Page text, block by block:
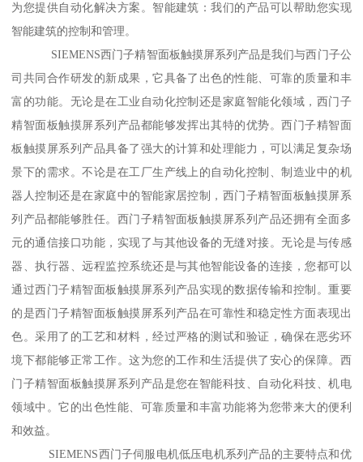
为您提供自动化解决方案。智能建筑：我们的产品可以帮助您实现
智能建筑的控制和管理。
SIEMENS西门子精智面板触摸屏系列产品是我们与西门子公
司共同合作研发的新成果，它具备了出色的性能、可靠的质量和丰
富的功能。无论是在工业自动化控制还是家庭智能化领域，西门子
精智面板触摸屏系列产品都能够发挥出其特的优势。西门子精智面
板触摸屏系列产品具备了强大的计算和处理能力，可以满足复杂场
景下的需求。不论是在工厂生产线上的自动化控制、制造业中的机
器人控制还是在家庭中的智能家居控制，西门子精智面板触摸屏系
列产品都能够胜任。西门子精智面板触摸屏系列产品还拥有全面多
元的通信接口功能，实现了与其他设备的无缝对接。无论是与传感
器、执行器、远程监控系统还是与其他智能设备的连接，您都可以
通过西门子精智面板触摸屏系列产品实现的数据传输和控制。重要
的是西门子精智面板触摸屏系列产品在可靠性和稳定性方面表现出
色。采用了的工艺和材料，经过严格的测试和验证，确保在恶劣环
境下都能够正常工作。这为您的工作和生活提供了安心的保障。西
门子精智面板触摸屏系列产品是您在智能科技、自动化科技、机电
领域中。它的出色性能、可靠质量和丰富功能将为您带来大的便利
和效益。
SIEMENS西门子伺服电机低压电机系列产品的主要特点和优